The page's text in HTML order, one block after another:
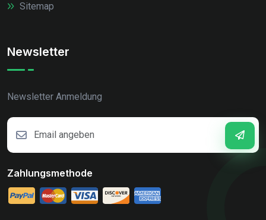
Sitemap
Newsletter
Newsletter Anmeldung
Zahlungsmethode